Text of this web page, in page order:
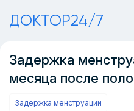
ДОКТОР24/7
Задержка
месяца после
Задержка менструации